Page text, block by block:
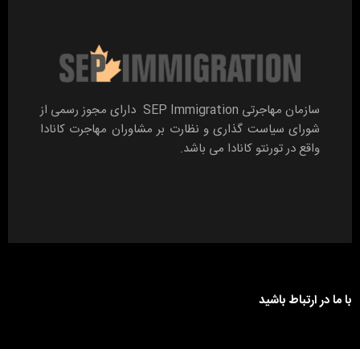
سازمان مهاجرتی SEP Immigration دارای مجوز رسمی از
شورای سیاست گذاری و نظارت بر مشاوران مهاجرت کانادا
واقع در تورنتو کانادا می باشد.
با ما در ارتباط باشید